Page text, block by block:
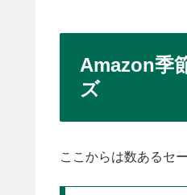
Amazon季
ズ
ここからは数あるセ